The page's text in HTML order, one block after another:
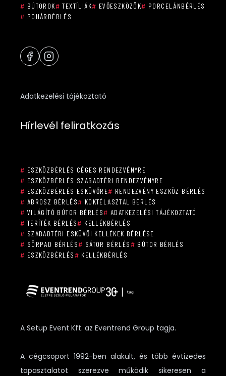
# BÚTOROK# TEXTÍLIÁK# EVŐESZKÖZÖK# PORCELÁNBÉRLÉS
# POHÁRBÉRLÉS
Adatkezelési tájékoztató
Hírlevél feliratkozás
# ESZKÖZBÉRLÉS CÉGES RENDEZVÉNYRE
# ESZKÖZBÉRLÉS SZABADTÉRI RENDEZVÉNYRE
# ESZKÖZBÉRLÉS ESKÜVŐRE# RENDEZVÉNY ESZKÖZ BÉRLÉS
# ABROSZ BÉRLÉS# KOKTÉLASZTAL BÉRLÉS
# VILÁGÍTÓ BÚTOR BÉRLÉS# ADATKEZELÉSI TÁJÉKOZTATÓ
# TERÍTÉK BÉRLÉS# KELLÉKBÉRLÉS
# SZABADTÉRI ESKÜVŐI KELLÉKEK BÉRLÉSE
# SÖRPAD BÉRLÉS# SÁTOR BÉRLÉS# BÚTOR BÉRLÉS
# ESZKÖZBÉRLÉS# KELLÉKBÉRLÉS
A Setup Event Kft. az Eventrend Group tagja.
A cégcsoport 1992-ben alakult, és több évtizedes
tapasztalatot szerezve működik sikeresen a